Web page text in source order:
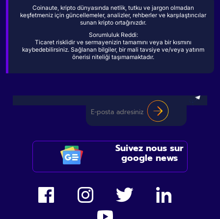
Coinaute, kripto dünyasında netlik, tutku ve jargon olmadan
keşfetmeniz için güncellemeler, analizler, rehberler ve karşılaştırıcılar
sunan kripto ortağınızdır.
Sorumluluk Reddi:
Ticaret risklidir ve sermayenizin tamamını veya bir kısmını
kaybedebilirsiniz. Sağlanan bilgiler, bir mali tavsiye ve/veya yatırım
önerisi niteliği taşımamaktadır.
Suivez nous sur
google news